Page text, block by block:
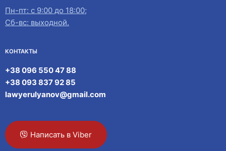
Пн-пт: с 9:00 до 18:00;
Сб-вс: выходной.
КОНТАКТЫ
+38 096 550 47 88
+38 093 837 92 85
lawyerulyanov@gmail.com
Написать в Viber